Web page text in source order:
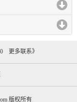
更多联系》
版权所有